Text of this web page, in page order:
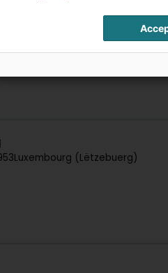
(Lëtzebuerg)
Luxembourg (Lëtzebuerg)